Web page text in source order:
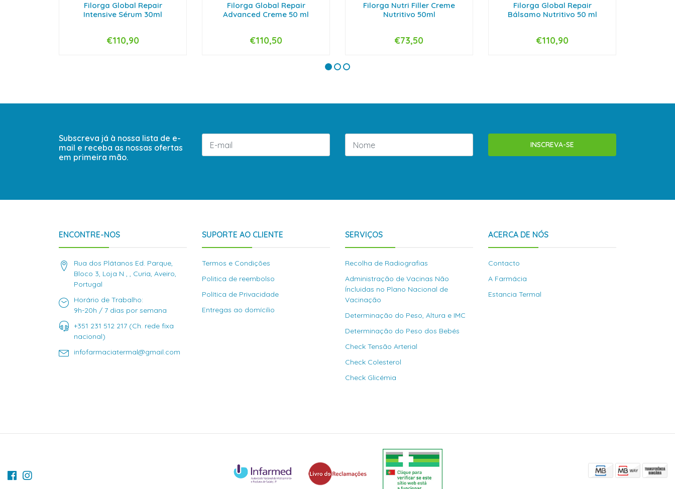
Filorga Global Repair
Intensive Sérum 30ml
+
€110,90
Filorga Global Repair
Advanced Creme 50 ml
+
€110,50
Filorga Nutri Filler Creme
Nutritivo 50ml
+
€73,50
Filorga Global Repair
Bálsamo Nutritivo 50 ml
+
€110,90
Subscreva já à nossa lista de e-
mail e receba as nossas ofertas
em primeira mão.
INSCREVA-SE
ENCONTRE-NOS
Rua dos Plátanos Ed. Parque,
Bloco 3, Loja N , , Curia, Aveiro,
Portugal
Horário de Trabalho:
9h-20h / 7 dias por semana
+351 231 512 217 (Ch. rede fixa
nacional)
infofarmaciatermal@gmail.com
SUPORTE AO CLIENTE
Termos e Condições
Politica de reembolso
Política de Privacidade
Entregas ao domícilio
SERVIÇOS
Recolha de Radiografias
Administração de Vacinas Não
Íncluidas no Plano Nacional de
Vacinação
Determinação do Peso, Altura e IMC
Determinação do Peso dos Bebés
Check Tensão Arterial
Check Colesterol
Check Glicémia
ACERCA DE NÓS
Contacto
A Farmácia
Estancia Termal